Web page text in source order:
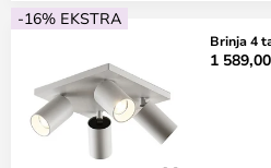
-16% EKSTRA
Brinja 4
1